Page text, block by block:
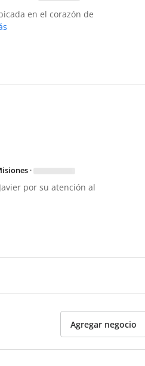
en el corazón de
·
por su atención al
Agregar negocio